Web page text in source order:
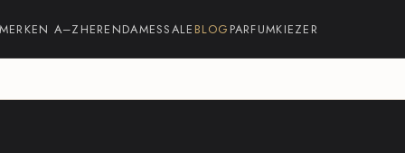
MERKEN A–Z HERENDAMESSALE BLOG PARFUMKIEZER